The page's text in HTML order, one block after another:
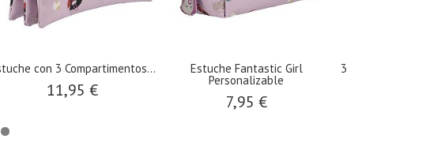
con 3 Compartimentos...
11,95 €
Estuche Fantastic Girl
Personalizable
7,95 €
3 Cajas